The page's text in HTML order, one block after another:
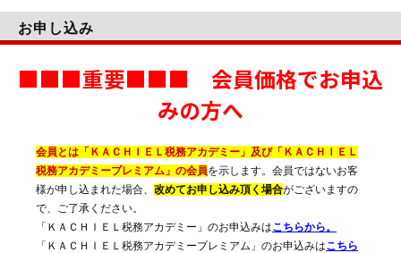
お申し込み
■■■重要■■■ 会員価格でお申込
みの方へ
会員とは「ＫＡＣＨＩＥＬ税務アカデミー」及び「ＫＡＣＨＩＥＬ
税務アカデミープレミアム」の会員を示します。会員ではないお客
様が申し込まれた場合、 改めてお申し込み頂く場合がございますの
で、ご了承ください。
「ＫＡＣＨＩＥＬ税務アカデミー」のお申込みはこちらから。
「ＫＡＣＨＩＥＬ税務アカデミープレミアム」のお申込みはこちら